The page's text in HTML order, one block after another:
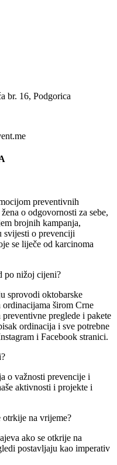
br. 16, Podgorica
preventivnih
o odgovornosti za sebe,
brojnih kampanja,
svijesti o prevenciji
se liječe od karcinoma
po nižoj cijeni?
sprovodi oktobarske
širom Crne
preglede i pakete
ordinacija i sve potrebne
i Facebook stranici.
o važnosti prevencije i
aktivnosti i projekte i
na vrijeme?
ako se otkrije na
postavljaju kao imperativ